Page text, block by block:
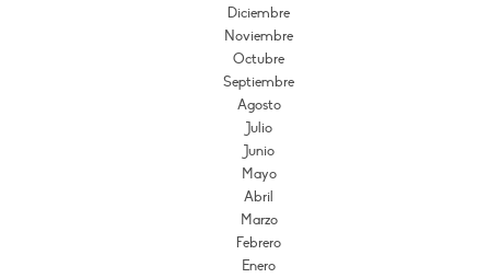
Diciembre
Noviembre
Octubre
Septiembre
Agosto
Julio
Junio
Mayo
Abril
Marzo
Febrero
Enero